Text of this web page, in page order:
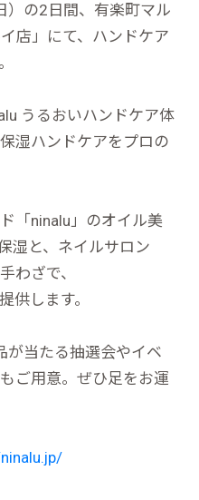
）の2日間、有楽町マル
店」にて、ハンドケア
うるおいハンドケア体
湿ハンドケアをプロの
「ninalu」のオイル美
湿と、ネイルサロン
わざで、
供します。
が当たる抽選会やイベ
ご用意。ぜひ足をお運